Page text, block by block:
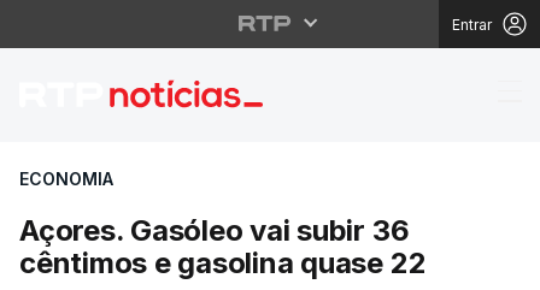
Entrar
Açores. Gasóleo vai
ECONOMIA
Açores. Gasóleo vai subir 36
cêntimos e gasolina quase 22